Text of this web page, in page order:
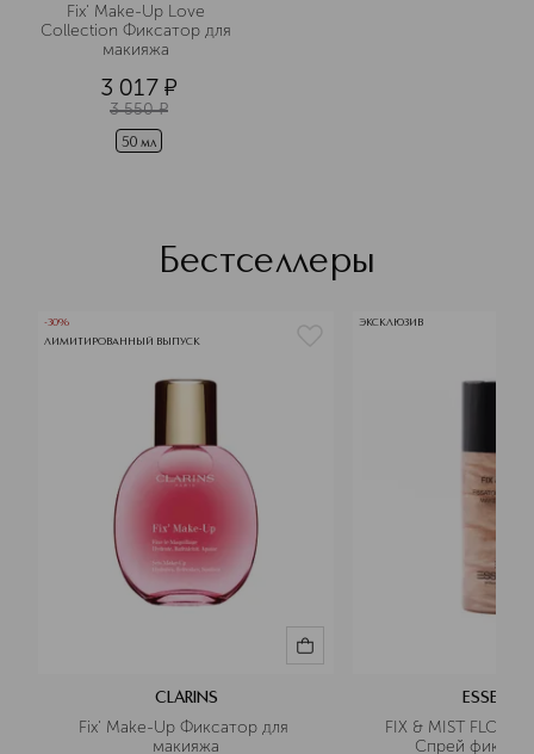
Fix' Make-Up Love
Collection Фиксатор для
3 017 ¤
3 550 ¤
50 мл
Бестселлеры
-30%
ЛИМИТИРОВАННЫЙ ВЫПУСК
CLARINS
Fix' Make-Up Фиксатор для
макияжа
ЭКСКЛЮЗИВ
FIX & MIST
Спрей